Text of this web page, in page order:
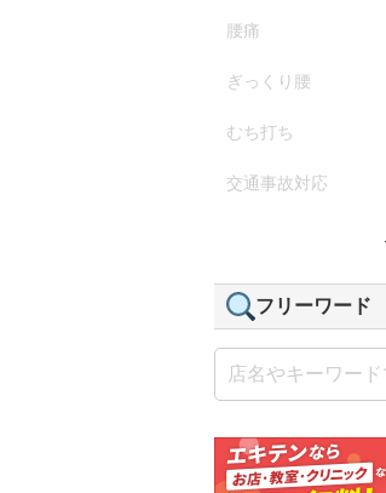
腰痛
ぎっくり腰
むち打ち
交通事故対応
フリーワード